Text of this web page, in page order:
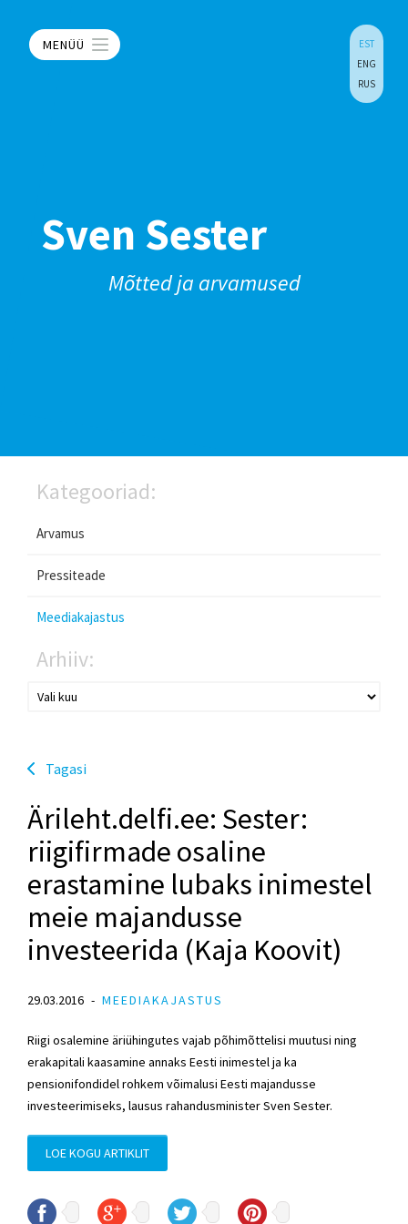
MENÜÜ
EST
ENG
RUS
Sven Sester
Mõtted ja arvamused
Kategooriad:
Arvamus
Pressiteade
Meediakajastus
Arhiiv:
Tagasi
Ärileht.delfi.ee: Sester:
riigifirmade osaline
erastamine lubaks inimestel
meie majandusse
investeerida (Kaja Koovit)
29.03.2016 MEEDIAKAJASTUS
Riigi osalemine äriühingutes vajab põhimõttelisi muutusi ning
erakapitali kaasamine annaks Eesti inimestel ja ka
pensionifondidel rohkem võimalusi Eesti majandusse
investeerimiseks, lausus rahandusminister Sven Sester.
LOE KOGU ARTIKLIT